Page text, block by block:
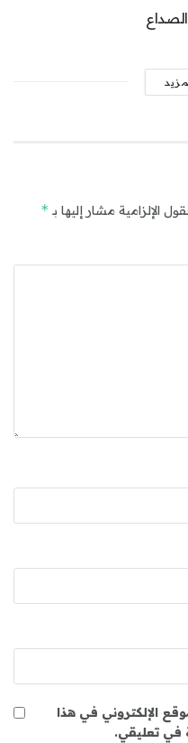
الإلزامية مشار إليها بـ *
الإلكتروني في هذا
في تعليقي.